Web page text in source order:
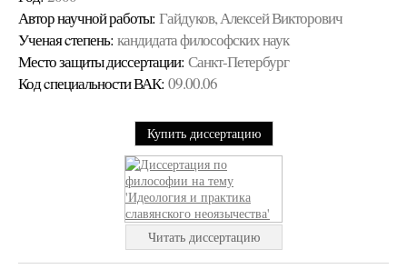
Автор научной работы: Гайдуков, Алексей Викторович
Ученая cтепень: кандидата философских наук
Место защиты диссертации: Санкт-Петербург
Код cпециальности ВАК: 09.00.06
Купить диссертацию
Читать диссертацию